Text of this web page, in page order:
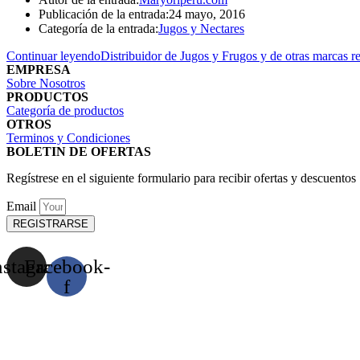
Publicación de la entrada:24 mayo, 2016
Categoría de la entrada:Jugos y Nectares
Continuar leyendoDistribuidor de Jugos y Frugos y de otras marcas
EMPRESA
Sobre Nosotros
PRODUCTOS
Categoría de productos
OTROS
Terminos y Condiciones
BOLETIN DE OFERTAS
Regístrese en el siguiente formulario para recibir ofertas y descuentos
Email
REGISTRARSE
Facebook-
f